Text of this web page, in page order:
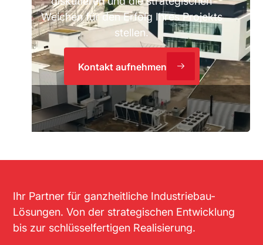
Weichen für den Erfolg Ihres Projekts
stellen.
Kontakt aufnehmen
Ihr Partner für ganzheitliche Industriebau-
Lösungen. Von der strategischen Entwicklung
bis zur schlüsselfertigen Realisierung.